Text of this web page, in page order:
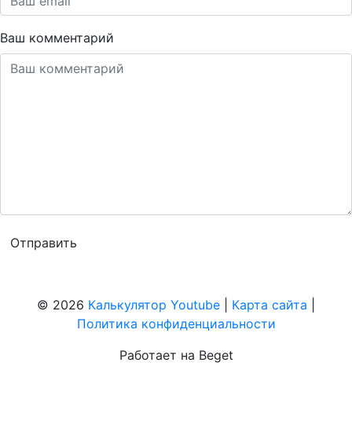
Ваш комментарий
© 2026 Калькулятор Youtube Карта сайта
Политика конфиденциальности
Работает на Beget